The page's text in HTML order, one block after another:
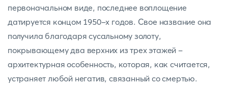
первоначальном виде, последнее воплощение
датируется концом 1950-х годов. Свое название она
получила благодаря сусальному золоту,
покрывающему два верхних из трех этажей -
архитектурная особенность, которая, как считается,
устраняет любой негатив, связанный со смертью.